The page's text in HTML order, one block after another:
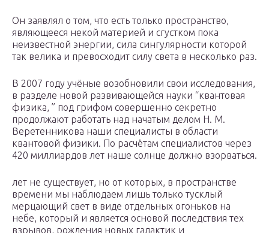
Он заявлял о том, что есть только пространство,
являющееся некой материей и сгустком пока
неизвестной энергии, сила сингулярности которой
так велика и превосходит силу света в несколько раз.
В 2007 году учёные возобновили свои исследования,
в разделе новой развивающейся науки “квантовая
физика, ” под грифом совершенно секретно
продолжают работать над начатым делом Н. М.
Веретенникова наши специалисты в области
квантовой физики. По расчётам специалистов через
420 миллиардов лет наше солнце должно взорваться.
лет не существует, но от которых, в пространстве
времени мы наблюдаем лишь только тусклый
мерцающий свет в виде отдельных огоньков на
небе, который и является основой последствия тех
взрывов, рождения новых галактик и